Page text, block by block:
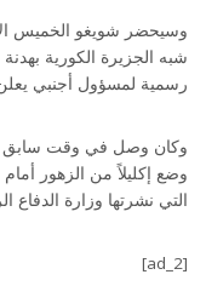
وسيحضر شويغو الخميس
رسمية لمسؤول أجنبي يعلن
وكان وصل في وقت سابق
وضع إكليلاً من الزهور
التي نشرتها وزارة الدفاع
[ad_2]